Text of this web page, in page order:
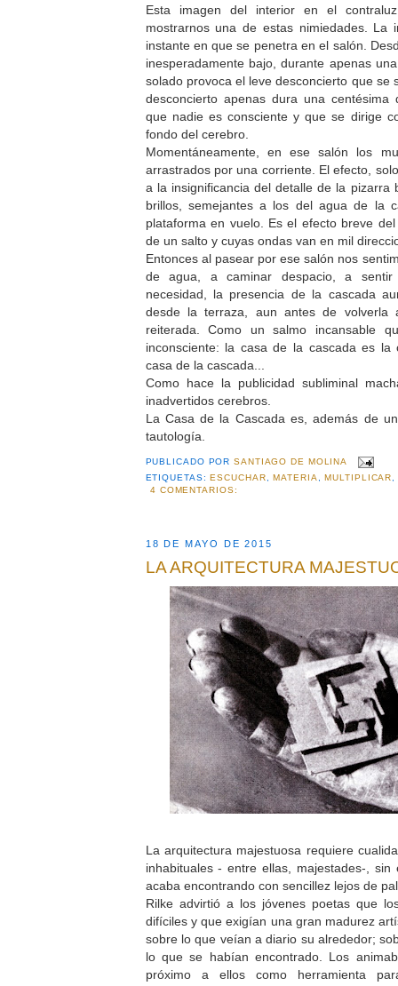
Esta imagen del interior en el
mostrarnos una de estas nimiedades. La
instante en que se penetra en el salón.
inesperadamente bajo, durante apenas
solado provoca el leve desconcierto que se
desconcierto apenas dura una
que nadie es consciente y que se dirige
fondo del cerebro.
Momentáneamente, en ese salón los
arrastrados por una corriente. El efecto,
a la insignificancia del detalle de la pizarra
brillos, semejantes a los del agua de la
plataforma en vuelo. Es el efecto breve
de un salto y cuyas ondas van en mil
Entonces al pasear por ese salón nos
de agua, a caminar despacio, a
necesidad, la presencia de la cascada
desde la terraza, aun antes de volverla
reiterada. Como un salmo incansable
inconsciente: la casa de la cascada es
casa de la cascada...
Como hace la publicidad subliminal
inadvertidos cerebros.
La Casa de la Cascada es, además de
tautología.
PUBLICADO PORSANTIAGO DE MOLINA
ETIQUETAS:ESCUCHAR,MATERIA,MULTIPLICAR,
4 COMENTARIOS:
18 DE MAYO DE 2015
LA ARQUITECTURA
La arquitectura majestuosa requiere
inhabituales - entre ellas, majestades-,
acaba encontrando con sencillez lejos de
Rilke advirtió a los jóvenes poetas que
difíciles y que exigían una gran madurez
sobre lo que veían a diario su alrededor;
lo que se habían encontrado. Los
próximo a ellos como herramienta